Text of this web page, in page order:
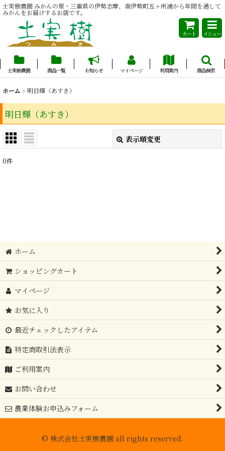
土実樹農園 みかんの里・三重県の伊勢志摩、南伊勢町五ヶ所浦から年間を通して
みかんをお届けするお店です。
カート メニュー
土実樹農園 商品一覧 お知らせ マイページ 利用案内 商品検索
ホーム > 明日輝（あすき）
明日輝（あすき）
表示順変更
表示数
0件
ホーム
ショッピングカート
マイページ
お気に入り
最近チェックしたアイテム
特定商取引法表示
ご利用案内
お問い合わせ
農業体験お申込みフォーム
© 株式会社土実樹農園 all rights reserved.